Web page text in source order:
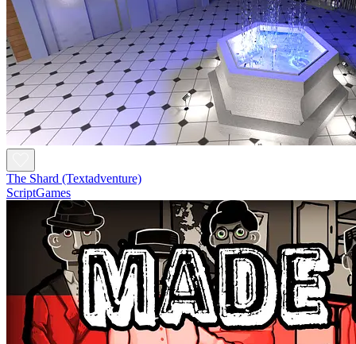
The Shard (Textadventure)
ScriptGames